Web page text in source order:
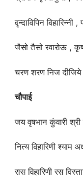
वृन्दाविपिन विहारिन्नी ,
जैसो तैसो रवारोऊ ,
चरण शरण निज
चौपाई
जय वृषभान कुंवारी श्री
नित्य विहारिणी श्याम
रास विहारिणी रस